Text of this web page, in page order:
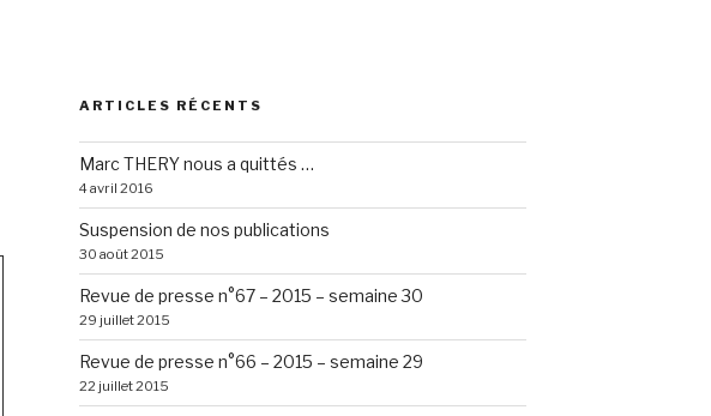
ARTICLES RÉCENTS
Marc THERY nous a quittés …
4 avril 2016
Suspension de nos publications
30 août 2015
Revue de presse n°67 – 2015 – semaine 30
29 juillet 2015
Revue de presse n°66 – 2015 – semaine 29
22 juillet 2015